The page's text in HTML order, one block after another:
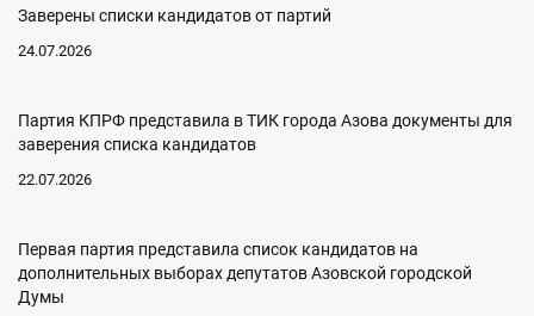
Заверены списки кандидатов от партий
24.07.2026
Партия КПРФ представила в ТИК города Азова документы для
заверения списка кандидатов
22.07.2026
Первая партия представила список кандидатов на
дополнительных выборах депутатов Азовской городской
Думы